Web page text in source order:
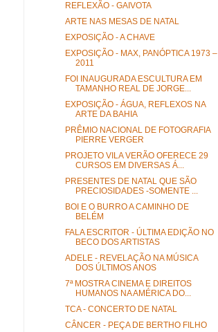
REFLEXÃO - GAIVOTA
ARTE NAS MESAS DE NATAL
EXPOSIÇÃO - A CHAVE
EXPOSIÇÃO - MAX, PANÓPTICA 1973 –
2011
FOI INAUGURADA ESCULTURA EM
TAMANHO REAL DE JORGE...
EXPOSIÇÃO - ÁGUA, REFLEXOS NA
ARTE DA BAHIA
PRÊMIO NACIONAL DE FOTOGRAFIA
PIERRE VERGER
PROJETO VILA VERÃO OFERECE 29
CURSOS EM DIVERSAS Á...
PRESENTES DE NATAL QUE SÃO
PRECIOSIDADES -SOMENTE ...
BOI E O BURRO A CAMINHO DE
BELÉM
FALA ESCRITOR - ÚLTIMA EDIÇÃO NO
BECO DOS ARTISTAS
ADELE - REVELAÇÃO NA MÚSICA
DOS ÚLTIMOS ANOS
7ª MOSTRA CINEMA E DIREITOS
HUMANOS NA AMÉRICA DO...
TCA - CONCERTO DE NATAL
CÂNCER - PEÇA DE BERTHO FILHO